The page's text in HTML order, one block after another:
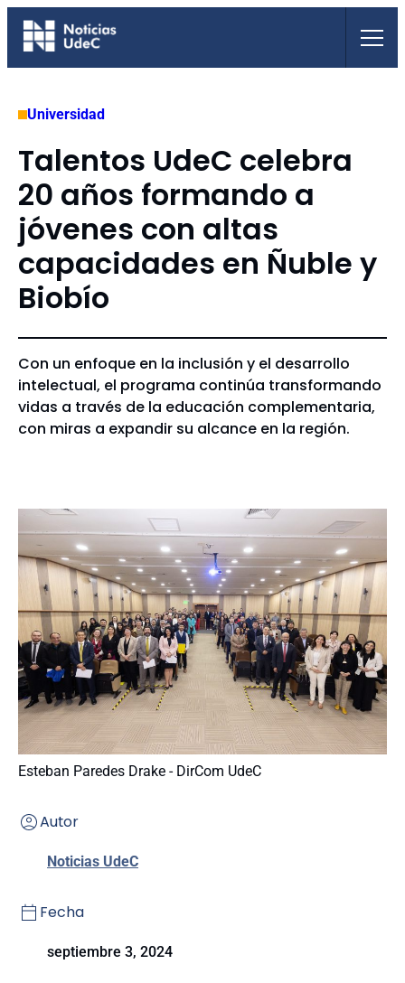
Saltar
Universidad
Talentos UdeC celebra
20 años formando a
jóvenes con altas
capacidades en Ñuble y
Biobío
Con un enfoque en la inclusión y el desarrollo
intelectual, el programa continúa transformando
vidas a través de la educación complementaria,
con miras a expandir su alcance en la región.
Esteban Paredes Drake - DirCom UdeC
Autor
Noticias UdeC
Fecha
septiembre 3, 2024